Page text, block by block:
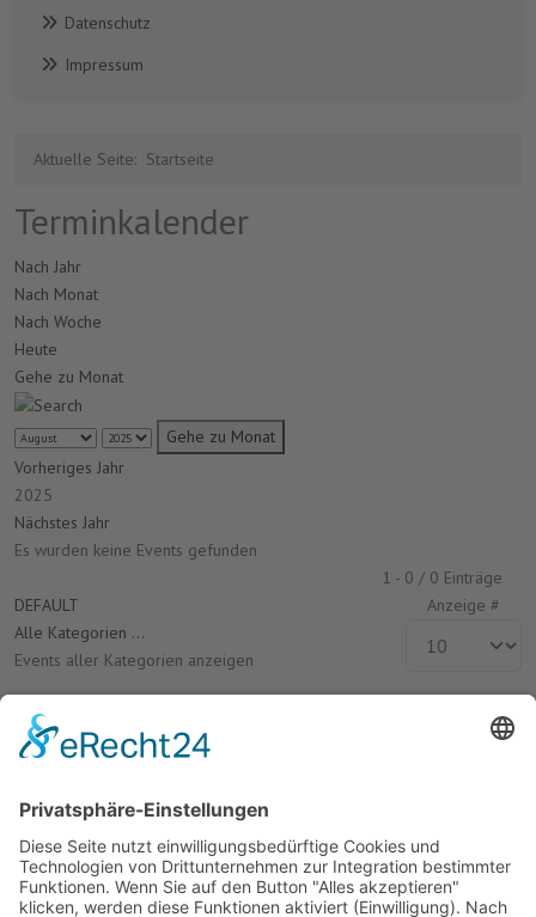
Datenschutz
Impressum
Aktuelle Seite: Startseite
Terminkalender
Nach Jahr
Nach Monat
Nach Woche
Heute
Gehe zu Monat
Gehe zu Monat
Vorheriges Jahr
2025
Nächstes Jahr
Es wurden keine Events gefunden
1 - 0 / 0 Einträge
Anzeige #
DEFAULT
Alle Kategorien ...
Events aller Kategorien anzeigen
Termine
Keine Termine